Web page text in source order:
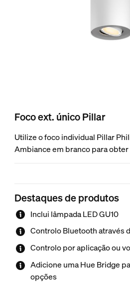
Foco ext. único Pillar
Utilize o foco individual Pillar
Ambiance em branco para
fria em qualquer divisão da sua
o conjunto completo de
inteligente com a Philips Hue
Destaques de produtos
Inclui lâmpada LED GU10
Controlo Bluetooth através
Controlo por aplicação ou
Adicione uma Hue Bridge
opções